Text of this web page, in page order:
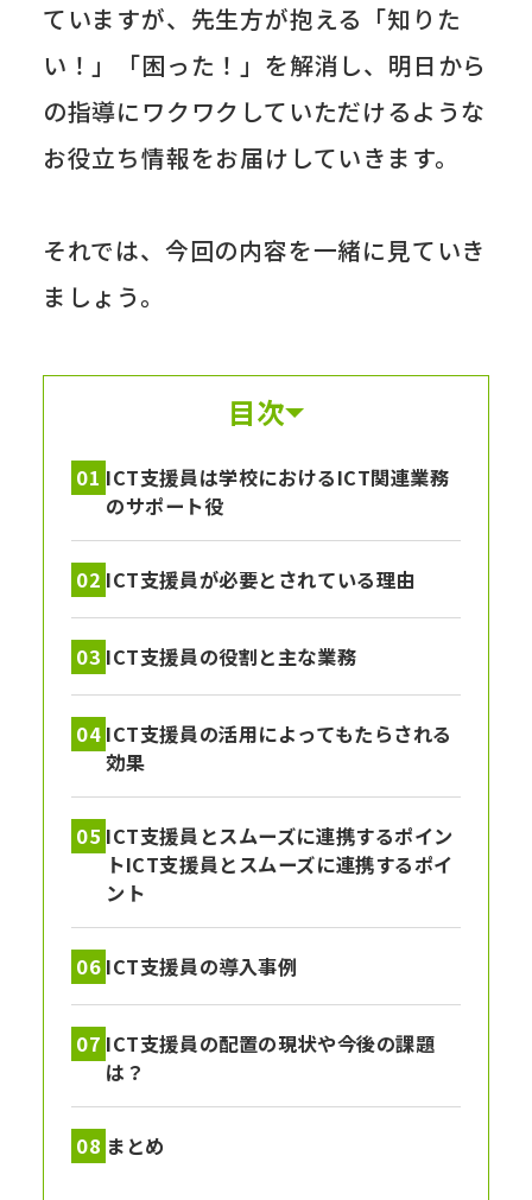
ていますが、先生方が抱える「知りた
い！」「困った！」を解消し、明日から
の指導にワクワクしていただけるような
お役立ち情報をお届けしていきます。
それでは、今回の内容を一緒に見ていき
ましょう。
目次
ICT支援員は学校におけるICT関連業務
のサポート役
ICT支援員が必要とされている理由
ICT支援員の役割と主な業務
ICT支援員の活用によってもたらされる
効果
ICT支援員とスムーズに連携するポイン
トICT支援員とスムーズに連携するポイ
ント
ICT支援員の導入事例
ICT支援員の配置の現状や今後の課題
は？
まとめ